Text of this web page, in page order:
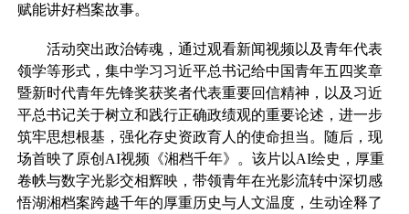
赋能讲好档案故事。
活动突出政治铸魂，通过观看新闻视频以及青年代表
领学等形式，集中学习习近平总书记给中国青年五四奖章
暨新时代青年先锋奖获奖者代表重要回信精神，以及习近
平总书记关于树立和践行正确政绩观的重要论述，进一步
筑牢思想根基，强化存史资政育人的使命担当。随后，现
场首映了原创AI视频《湘档千年》。该片以AI绘史，厚重
卷帙与数字光影交相辉映，带领青年在光影流转中深切感
悟湖湘档案跨越千年的厚重历史与人文温度，生动诠释了